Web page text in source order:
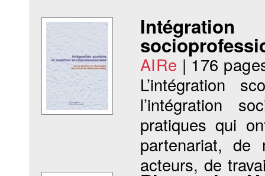
AIRe |176
L’intégration
l’intégration
pratiques qui
partenariat, de
acteurs, de